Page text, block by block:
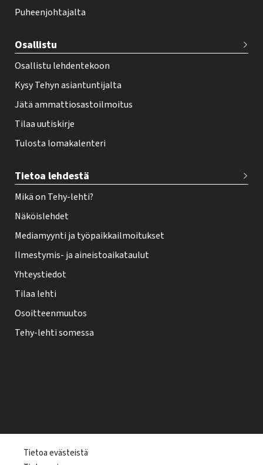
t
r
Puheenjohtajalta
Osallistu
Osallistu lehdentekoon
Kysy Tehyn asiantuntijalta
Jätä ammattiosastoilmoitus
Tilaa uutiskirje
Tulosta lomakalenteri
Tietoa lehdestä
Mikä on Tehy-lehti?
Näköislehdet
Mediamyynti ja työpaikkailmoitukset
Ilmestymis- ja aineistoaikataulut
Yhteystiedot
Tilaa lehti
Osoitteenmuutos
Tehy-lehti somessa
Tietoa evästeistä